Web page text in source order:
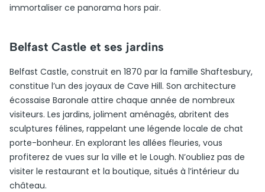
immortaliser ce panorama hors pair.
Belfast Castle et ses jardins
Belfast Castle, construit en 1870 par la famille Shaftesbury,
constitue l’un des joyaux de Cave Hill. Son architecture
écossaise Baronale attire chaque année de nombreux
visiteurs. Les jardins, joliment aménagés, abritent des
sculptures félines, rappelant une légende locale de chat
porte-bonheur. En explorant les allées fleuries, vous
profiterez de vues sur la ville et le Lough. N’oubliez pas de
visiter le restaurant et la boutique, situés à l’intérieur du
château.